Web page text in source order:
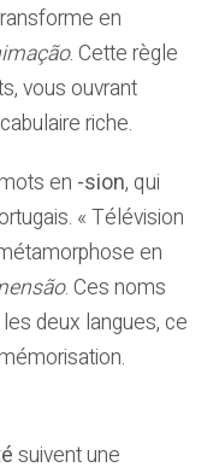
en
. Cette règle
vous ouvrant
riche.
en -sion, qui
« Télévision
en
. Ces noms
deux langues, ce
suivent une